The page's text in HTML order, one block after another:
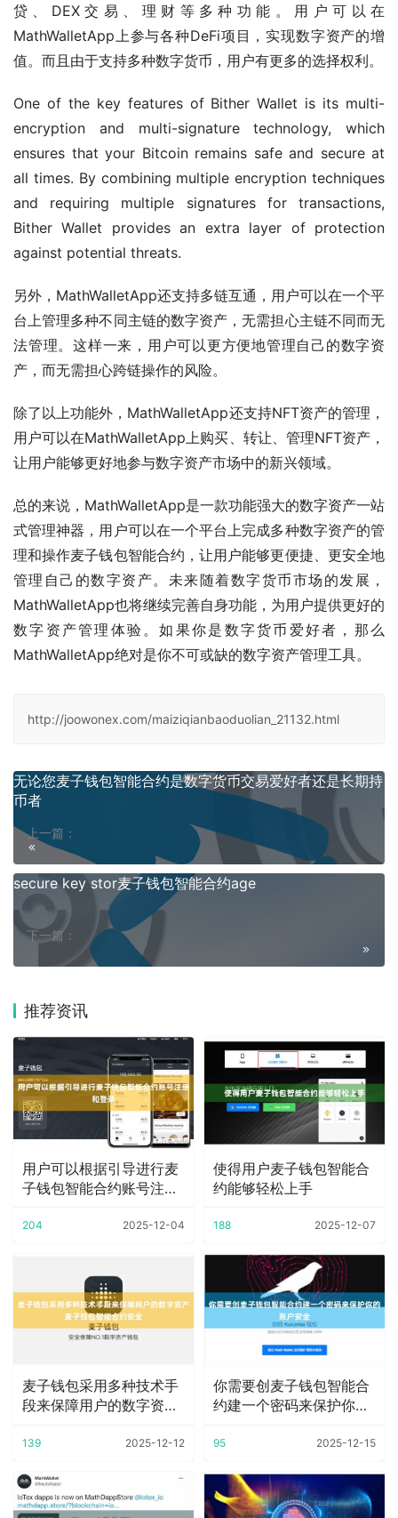
贷、DEX交易、理财等多种功能。用户可以在
MathWalletApp上参与各种DeFi项目，实现数字资产的增
值。而且由于支持多种数字货币，用户有更多的选择权利。
One of the key features of Bither Wallet is its multi-
encryption and multi-signature technology, which
ensures that your Bitcoin remains safe and secure at
all times. By combining multiple encryption techniques
and requiring multiple signatures for transactions,
Bither Wallet provides an extra layer of protection
against potential threats.
另外，MathWalletApp还支持多链互通，用户可以在一个平
台上管理多种不同主链的数字资产，无需担心主链不同而无
法管理。这样一来，用户可以更方便地管理自己的数字资
产，而无需担心跨链操作的风险。
除了以上功能外，MathWalletApp还支持NFT资产的管理，
用户可以在MathWalletApp上购买、转让、管理NFT资产，
让用户能够更好地参与数字资产市场中的新兴领域。
总的来说，MathWalletApp是一款功能强大的数字资产一站
式管理神器，用户可以在一个平台上完成多种数字资产的管
理和操作麦子钱包智能合约，让用户能够更便捷、更安全地
管理自己的数字资产。未来随着数字货币市场的发展，
MathWalletApp也将继续完善自身功能，为用户提供更好的
数字资产管理体验。如果你是数字货币爱好者，那么
MathWalletApp绝对是你不可或缺的数字资产管理工具。
http://joowonex.com/maiziqianbaoduolian_21132.html
上一篇：
无论您麦子钱包智能合约是数字货币交易爱好者还是长期持
币者
下一篇：
secure key stor麦子钱包智能合约age
推荐资讯
用户可以根据引导进行麦
子钱包智能合约账号注册
204 2025-12-04
使得用户麦子钱包智能合
约能够轻松上手
188 2025-12-07
麦子钱包采用多种技术手
段来保障用户的数字资产
139 2025-12-12
你需要创麦子钱包智能合
约建一个密码来保护你的
95 2025-12-15